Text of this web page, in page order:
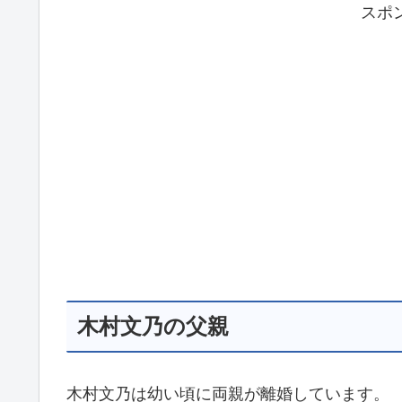
スポ
木村文乃の父親
木村文乃は幼い頃に両親が離婚しています。